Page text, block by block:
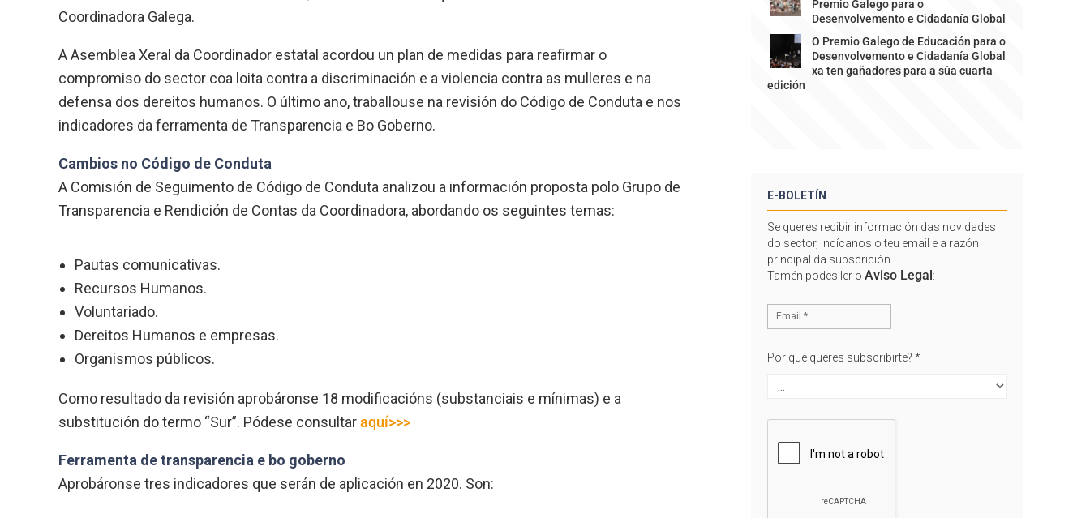
Coordinadora Galega.
A Asemblea Xeral da Coordinador estatal acordou un plan de medidas para reafirmar o
compromiso do sector coa loita contra a discriminación e a violencia contra as mulleres e na
defensa dos dereitos humanos. O último ano, traballouse na revisión do Código de Conduta e nos
indicadores da ferramenta de Transparencia e Bo Goberno.
Cambios no Código de Conduta
A Comisión de Seguimento de Código de Conduta analizou a información proposta polo Grupo de
Transparencia e Rendición de Contas da Coordinadora, abordando os seguintes temas:
Pautas comunicativas.
Recursos Humanos.
Voluntariado.
Dereitos Humanos e empresas.
Organismos públicos.
Como resultado da revisión aprobáronse 18 modificacións (substanciais e mínimas) e a
substitución do termo “Sur”. Pódese consultaraquí>>>
Ferramenta de transparencia e bo goberno
Aprobáronse tres indicadores que serán de aplicación en 2020. Son:
Premio Galego para o
Desenvolvemento e Cidadanía Global
O Premio Galego de Educación para o
Desenvolvemento e Cidadanía Global
xa ten gañadores para a súa cuarta
edición
E-BOLETÍN
Se queres recibir información das novidades
do sector, indícanos o teu email e a razón
principal da subscrición..
Tamén podes ler o Aviso Legal :
Por qué queres subscribirte? *